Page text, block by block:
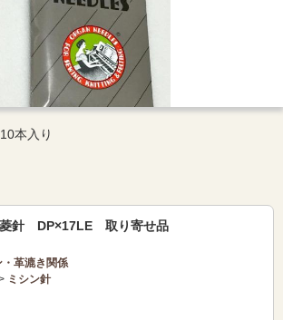
本入り
菱針 DP×17LE 取り寄せ品
・革漉き関係
ミシン針